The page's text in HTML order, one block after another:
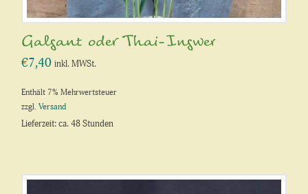
Galgant oder Thai-Ingwer
€7,40 inkl. MWSt.
Enthält 7% Mehrwertsteuer
zzgl.Versand
Lieferzeit: ca. 48 Stunden